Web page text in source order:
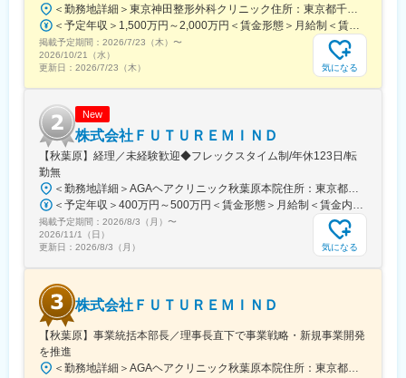
町駅、第一通り駅、三島駅、七ツ屋駅、富山駅、福井城址大名町
駅、なんば駅(南海線)、大阪駅、天王寺駅、西大橋駅、五条駅(京
都市営)、京都河原町駅、神戸三宮駅(阪神)、本通駅、高松駅(香川
県)、南堀端駅、はりまや橋駅、旦過駅、高見橋駅、熊本城・市役
＜勤務地詳細＞東京神田整形外科クリニック住所：東京都千代田区鍛冶町2丁目8-6 メディカルプライム神田3F勤務地最寄駅：JR山手線／神田駅受動喫煙対策：屋内全面禁煙変更の範囲：会社の定める事業所
＜予定年収＞1,500万円～2,000万円＜賃金形態＞月給制＜賃金内訳＞月額（基本給）：1,200,000円～1,500,000円＜月給＞1,200,000円～1,500,000円＜昇給有無＞有＜残業手当＞有＜給与補足＞※経験やスキルを考慮して決定します。■昇給：年1回■賞与：年2回賃金はあくまでも目安の金額であり、選考を通じて上下する可能性があります。月給(月額)は固定手当を含めた表記です。
掲載予定期間： 2026/7/23（木） 〜
2026/10/21（水）
更新日： 2026/7/23（木） 気になる
New
株式会社ＦＵＴＵＲＥＭＩＮＤ
【秋葉原】経理／未経験歓迎◆フレックスタイム制/年休123日/転
勤無
＜勤務地詳細＞AGAヘアクリニック秋葉原本院住所：東京都千代田区外神田3-12-8 住友不動産秋葉原ビル9F受動喫煙対策：屋内全面禁煙変更の範囲：会社の定める事業所（リモートワーク含む）
＜予定年収＞400万円～500万円＜賃金形態＞月給制＜賃金内訳＞月額（基本給）：275,000円～350,000円＜月給＞275,000円～350,000円＜昇給有無＞有＜残業手当＞有＜給与補足＞■ 多職種手当:5万円（複数の職種をマルチに対応するスタッフへの手当） ■ 多エリア手当:4万円（複数の拠点を横断してくれるスタッフへの手当） ■ 役職手当:0～52万円■ 達成手当：0～100万円（半期評価によって増減する手当）賃金はあくまでも目安の金額であり、選考を通じて上下する可能性があります。月給(月額)は固定手当を含めた表記です。
掲載予定期間： 2026/8/3（月） 〜
2026/11/1（日）
更新日： 2026/8/3（月） 気になる
株式会社ＦＵＴＵＲＥＭＩＮＤ
【秋葉原】事業統括本部長／理事長直下で事業戦略・新規事業開発
を推進
＜勤務地詳細＞AGAヘアクリニック秋葉原本院住所：東京都千代田区外神田3-12-8 住友不動産秋葉原ビル9F受動喫煙対策：屋内全面禁煙変更の範囲：会社の定める事業所（リモートワーク含む）